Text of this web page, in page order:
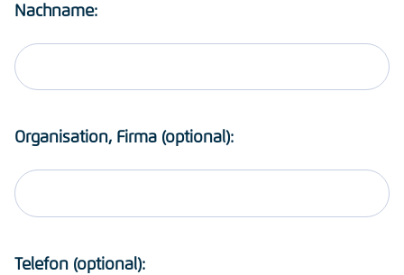
Nachname:
Organisation, Firma (optional):
Telefon (optional):